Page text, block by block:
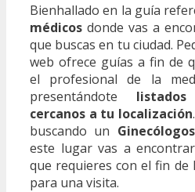
Bienhallado en la guía
médicos donde vas a
que buscas en tu ciudad.
web ofrece guías a fin de
el profesional de la
presentándote
cercanos a tu localización
buscando un
este lugar vas a
que requieres con el fin de
para una visita.